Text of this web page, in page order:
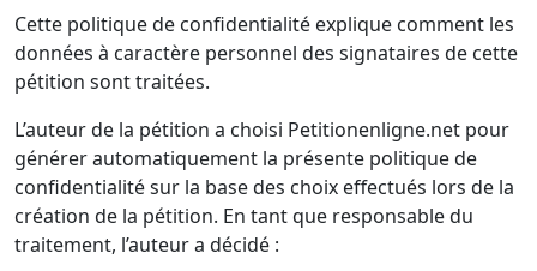
Cette politique de confidentialité explique comment les
données à caractère personnel des signataires de cette
pétition sont traitées.
L’auteur de la pétition a choisi Petitionenligne.net pour
générer automatiquement la présente politique de
confidentialité sur la base des choix effectués lors de la
création de la pétition. En tant que responsable du
traitement, l’auteur a décidé :